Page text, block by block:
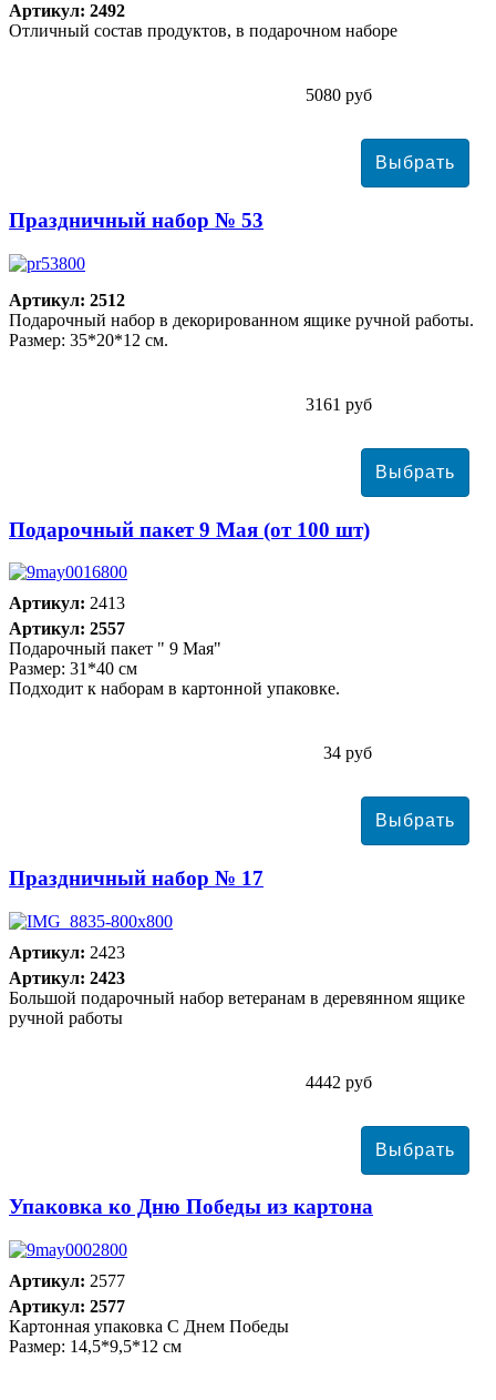
Артикул: 2492
Отличный состав продуктов, в подарочном наборе
5080 руб
Праздничный набор № 53
Артикул: 2512
Подарочный набор в декорированном ящике ручной работы.
Размер: 35*20*12 см.
3161 руб
Подарочный пакет 9 Мая (от 100 шт)
Артикул: 2413
Артикул: 2557
Подарочный пакет " 9 Мая"
Размер: 31*40 см
Подходит к наборам в картонной упаковке.
34 руб
Праздничный набор № 17
Артикул: 2423
Артикул: 2423
Большой подарочный набор ветеранам в деревянном ящике
ручной работы
4442 руб
Упаковка ко Дню Победы из картона
Артикул: 2577
Артикул: 2577
Картонная упаковка С Днем Победы
Размер: 14,5*9,5*12 см